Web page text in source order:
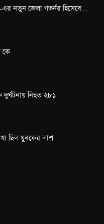
এর নতুন জেলা গভর্নর হিসেবে…
কে
দুর্ঘটনায় নিহত ২৮১
ছিল যুবকের লাশ